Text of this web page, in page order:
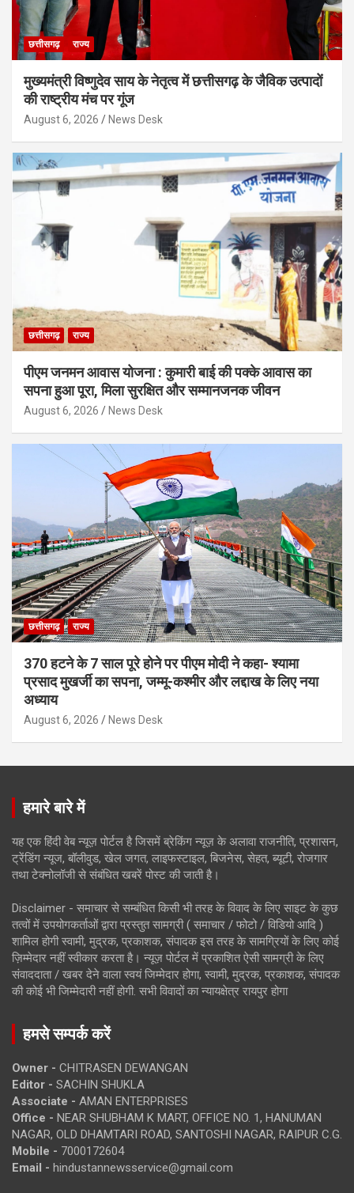
छत्तीसगढ़ राज्य
मुख्यमंत्री विष्णुदेव साय के नेतृत्व में छत्तीसगढ़ के जैविक उत्पादों
की राष्ट्रीय मंच पर गूंज
August 6, 2026 News Desk
छत्तीसगढ़ राज्य
पीएम जनमन आवास योजना : कुमारी बाई की पक्के आवास का
सपना हुआ पूरा, मिला सुरक्षित और सम्मानजनक जीवन
August 6, 2026 News Desk
छत्तीसगढ़ राज्य
370 हटने के 7 साल पूरे होने पर पीएम मोदी ने कहा- श्यामा
प्रसाद मुखर्जी का सपना, जम्मू-कश्मीर और लद्दाख के लिए नया
अध्याय
August 6, 2026 News Desk
हमारे बारे में
यह एक हिंदी वेब न्यूज़ पोर्टल है जिसमें ब्रेकिंग न्यूज़ के अलावा राजनीति, प्रशासन,
ट्रेंडिंग न्यूज, बॉलीवुड, खेल जगत, लाइफस्टाइल, बिजनेस, सेहत, ब्यूटी, रोजगार
तथा टेक्नोलॉजी से संबंधित खबरें पोस्ट की जाती है।
Disclaimer - समाचार से सम्बंधित किसी भी तरह के विवाद के लिए साइट के कुछ
तत्वों में उपयोगकर्ताओं द्वारा प्रस्तुत सामग्री ( समाचार / फोटो / विडियो आदि )
शामिल होगी स्वामी, मुद्रक, प्रकाशक, संपादक इस तरह के सामग्रियों के लिए कोई
ज़िम्मेदार नहीं स्वीकार करता है। न्यूज़ पोर्टल में प्रकाशित ऐसी सामग्री के लिए
संवाददाता / खबर देने वाला स्वयं जिम्मेदार होगा, स्वामी, मुद्रक, प्रकाशक, संपादक
की कोई भी जिम्मेदारी नहीं होगी. सभी विवादों का न्यायक्षेत्र रायपुर होगा
हमसे सम्पर्क करें
Owner - CHITRASEN DEWANGAN
Editor - SACHIN SHUKLA
Associate - AMAN ENTERPRISES
Office - NEAR SHUBHAM K MART, OFFICE NO. 1, HANUMAN
NAGAR, OLD DHAMTARI ROAD, SANTOSHI NAGAR, RAIPUR C.G.
Mobile - 7000172604
Email - hindustannewsservice@gmail.com